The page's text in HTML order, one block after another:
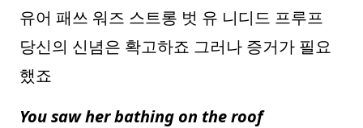
유어 패쓰 워즈 스트롱 벗 유 니디드 프루프
당신의 신념은 확고하죠 그러나 증거가 필요
했죠
You saw her bathing on the roof